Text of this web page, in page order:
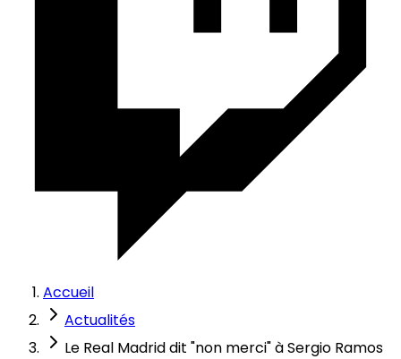
Accueil
Actualités
Le Real Madrid dit "non merci" à Sergio Ramos